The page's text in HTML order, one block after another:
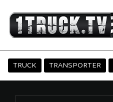
TRUCK TRANSPORTER